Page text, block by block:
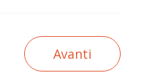
Avanti